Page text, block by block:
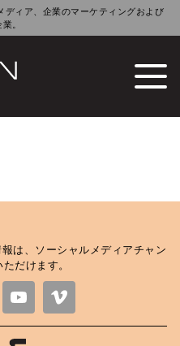
ディア、企業のマーケティングおよび
。
は、ソーシャルメディアチャン
だけます。